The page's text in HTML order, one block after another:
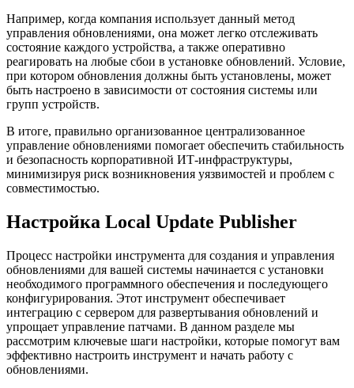
Например, когда компания использует данный метод
управления обновлениями, она может легко отслеживать
состояние каждого устройства, а также оперативно
реагировать на любые сбои в установке обновлений. Условие,
при котором обновления должны быть установлены, может
быть настроено в зависимости от состояния системы или
групп устройств.
В итоге, правильно организованное централизованное
управление обновлениями помогает обеспечить стабильность
и безопасность корпоративной ИТ-инфраструктуры,
минимизируя риск возникновения уязвимостей и проблем с
совместимостью.
Настройка Local Update Publisher
Процесс настройки инструмента для создания и управления
обновлениями для вашей системы начинается с установки
необходимого программного обеспечения и последующего
конфигурирования. Этот инструмент обеспечивает
интеграцию с сервером для развертывания обновлений и
упрощает управление патчами. В данном разделе мы
рассмотрим ключевые шаги настройки, которые помогут вам
эффективно настроить инструмент и начать работу с
обновлениями.